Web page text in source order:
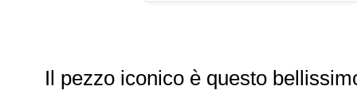
Il pezzo iconico è questo